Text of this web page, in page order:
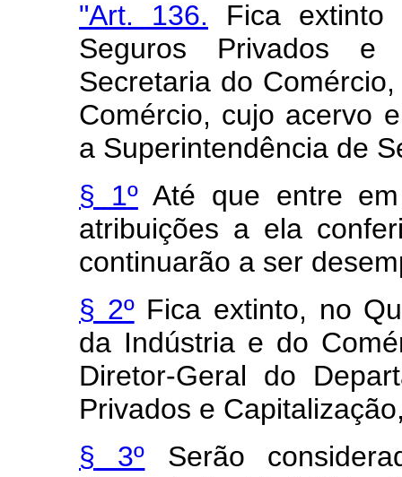
"Art. 136. Fica extinto
Seguros Privados e
Secretaria do
Comércio, cujo acervo
a Superintendência de
§ 1ºAté que entre em
atribuições a ela
continuarão a ser
§ 2ºFica extinto, no
da Indústria e do
Diretor-Geral do
Privados e
§ 3º Serão